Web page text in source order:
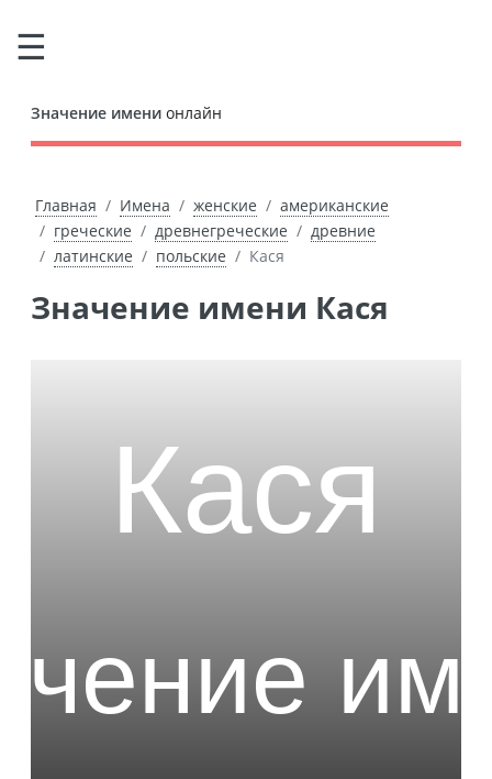
Значение имени онлайн
Главная Имена женские
американские
греческие
древнегреческие
древние
латинские
польские Кася
Значение имени Кася